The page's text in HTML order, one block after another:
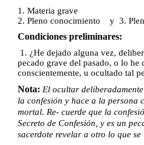
1. Materia grave
2. Pleno conocimiento y 3.
Condiciones preliminares:
1. ¿He dejado alguna vez,
pecado grave del pasado, o lo he
conscientemente, u ocultado tal
Nota: El ocultar
la confesión y hace a la persona
mortal. Re- cuerde que la
Secreto de Confesión, y es un
sacerdote revelar a otro lo que